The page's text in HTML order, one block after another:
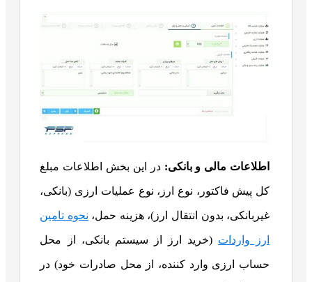
اطلاعات مالی و بانکی: در این بخش اطلاعات مبلغ
کل پیش فاکتور، نوع ارز، نوع عملیات ارزی (بانکی،
غیربانکی، بدون انتقال ارز)، هزینه حمل، نحوه تامین
ارز واردات (خرید ارز از سیستم بانکی، از محل
حساب ارزی وارد کننده، از محل صادرات خود) در